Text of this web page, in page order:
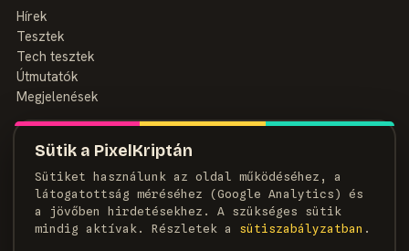
Sütik a PixelKriptán
Sütiket használunk az oldal működéséhez, a
látogatottság méréséhez (Google Analytics) és
a jövőben hirdetésekhez. A szükséges sütik
mindig aktívak. Részletek a
süti­szabályzatban .
Hírek
Tesztek
Tech tesztek
Útmutatók
Megjelenések
MAGAZIN
Szerzők
Médiaajánlat
Kapcsolat